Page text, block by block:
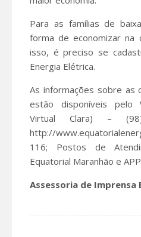
Para as famílias de
forma de economizar na
isso, é preciso se
Energia Elétrica.
As informações sobre as
estão disponíveis pelo
Virtual Clara) –
http://
116; Postos de
Equatorial Maranhão e
Assessoria de